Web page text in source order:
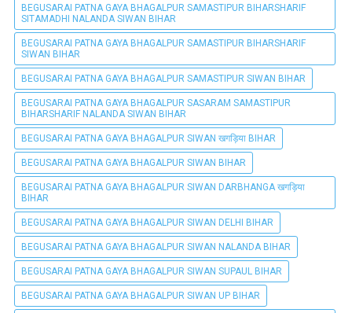
BEGUSARAI PATNA GAYA BHAGALPUR SAMASTIPUR BIHARSHARIF
SITAMADHI NALANDA SIWAN BIHAR
BEGUSARAI PATNA GAYA BHAGALPUR SAMASTIPUR BIHARSHARIF
SIWAN BIHAR
BEGUSARAI PATNA GAYA BHAGALPUR SAMASTIPUR SIWAN BIHAR
BEGUSARAI PATNA GAYA BHAGALPUR SASARAM SAMASTIPUR
BIHARSHARIF NALANDA SIWAN BIHAR
BEGUSARAI PATNA GAYA BHAGALPUR SIWAN खगड़िया BIHAR
BEGUSARAI PATNA GAYA BHAGALPUR SIWAN BIHAR
BEGUSARAI PATNA GAYA BHAGALPUR SIWAN DARBHANGA खगड़िया
BIHAR
BEGUSARAI PATNA GAYA BHAGALPUR SIWAN DELHI BIHAR
BEGUSARAI PATNA GAYA BHAGALPUR SIWAN NALANDA BIHAR
BEGUSARAI PATNA GAYA BHAGALPUR SIWAN SUPAUL BIHAR
BEGUSARAI PATNA GAYA BHAGALPUR SIWAN UP BIHAR